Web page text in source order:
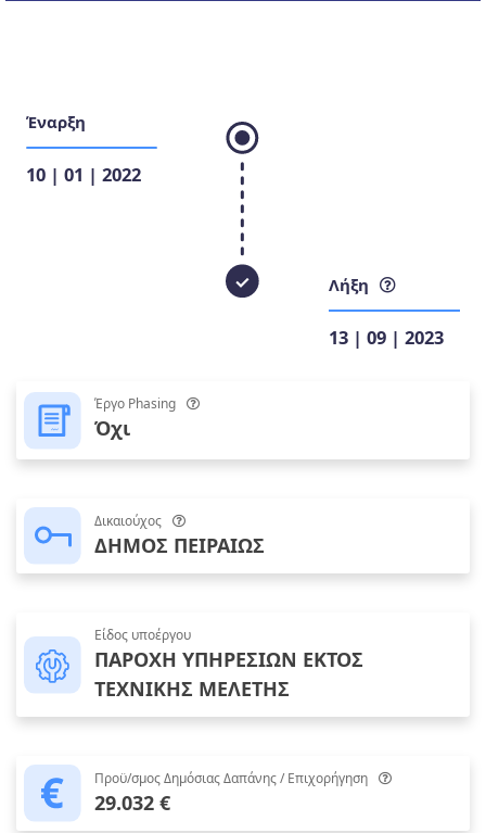
Έναρξη
10 | 01 | 2022
Λήξη
13 | 09 | 2023
Έργο Phasing
Όχι
Δικαιούχος
ΔΗΜΟΣ ΠΕΙΡΑΙΩΣ
Είδος υποέργου
ΠΑΡΟΧΗ ΥΠΗΡΕΣΙΩΝ ΕΚΤΟΣ
ΤΕΧΝΙΚΗΣ ΜΕΛΕΤΗΣ
Προϋ/σμος Δημόσιας Δαπάνης / Επιχορήγηση
29.032 €